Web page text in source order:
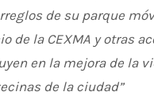
de su parque
de la CEXMA y otras
en la mejora de la
de la ciudad”